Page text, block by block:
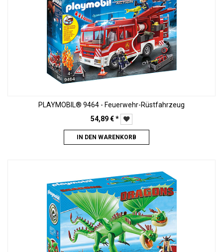
PLAYMOBIL® 9464 - Feuerwehr-Rüstfahrzeug
54,89€*
IN DEN WARENKORB